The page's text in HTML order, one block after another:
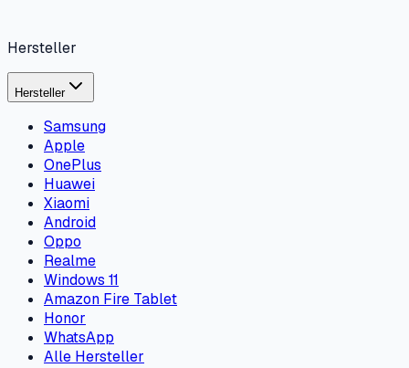
Hersteller
Hersteller
Samsung
Apple
OnePlus
Huawei
Xiaomi
Android
Oppo
Realme
Windows 11
Amazon Fire Tablet
Honor
WhatsApp
Alle Hersteller